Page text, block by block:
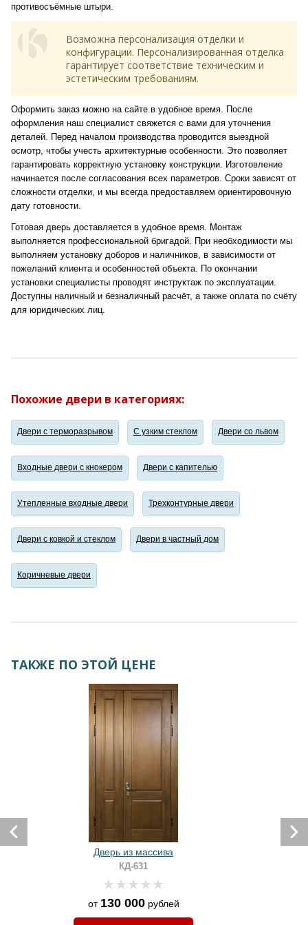
противосъёмные штыри.
Возможна персонализация отделки и
конфигурации. Персонализированная отделка
гарантирует соответствие техническим и
эстетическим требованиям.
Оформить заказ можно на сайте в удобное время. После
оформления наш специалист свяжется с вами для уточнения
деталей. Перед началом производства проводится выездной
осмотр, чтобы учесть архитектурные особенности. Это позволяет
гарантировать корректную установку конструкции. Изготовление
начинается после согласования всех параметров. Сроки зависят от
сложности отделки, и мы всегда предоставляем ориентировочную
дату готовности.
Готовая дверь доставляется в удобное время. Монтаж
выполняется профессиональной бригадой. При необходимости мы
выполняем установку доборов и наличников, в зависимости от
пожеланий клиента и особенностей объекта. По окончании
установки специалисты проводят инструктаж по эксплуатации.
Доступны наличный и безналичный расчёт, а также оплата по счёту
для юридических лиц.
Похожие двери в категориях:
Двери с терморазрывом С узким стеклом Двери со львом
Входные двери с кнокером Двери с капителью
Утепленные входные двери Трехконтурные двери
Двери с ковкой и стеклом Двери в частный дом
Коричневые двери
ТАКЖЕ ПО ЭТОЙ ЦЕНЕ
Дверь из массива
КД-631
от 130 000рублей